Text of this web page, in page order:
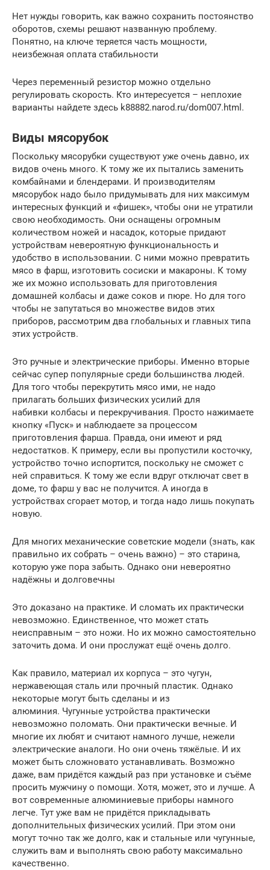
Нет нужды говорить, как важно сохранить постоянство
оборотов, схемы решают названную проблему.
Понятно, на ключе теряется часть мощности,
неизбежная оплата стабильности
Через переменный резистор можно отдельно
регулировать скорость. Кто интересуется – неплохие
варианты найдете здесь k88882.narod.ru/dom007.html.
Виды мясорубок
Поскольку мясорубки существуют уже очень давно, их
видов очень много. К тому же их пытались заменить
комбайнами и блендерами. И производителям
мясорубок надо было придумывать для них максимум
интересных функций и «фишек», чтобы они не утратили
свою необходимость. Они оснащены огромным
количеством ножей и насадок, которые придают
устройствам невероятную функциональность и
удобство в использовании. С ними можно превратить
мясо в фарш, изготовить сосиски и макароны. К тому
же их можно использовать для приготовления
домашней колбасы и даже соков и пюре. Но для того
чтобы не запутаться во множестве видов этих
приборов, рассмотрим два глобальных и главных типа
этих устройств.
Это ручные и электрические приборы. Именно вторые
сейчас супер популярные среди большинства людей.
Для того чтобы перекрутить мясо ими, не надо
прилагать больших физических усилий для
набивки колбасы и перекручивания. Просто нажимаете
кнопку «Пуск» и наблюдаете за процессом
приготовления фарша. Правда, они имеют и ряд
недостатков. К примеру, если вы пропустили косточку,
устройство точно испортится, поскольку не сможет с
ней справиться. К тому же если вдруг отключат свет в
доме, то фарш у вас не получится. А иногда в
устройствах сгорает мотор, и тогда надо лишь покупать
новую.
Для многих механические советские модели (знать, как
правильно их собрать – очень важно) – это старина,
которую уже пора забыть. Однако они невероятно
надёжны и долговечны
Это доказано на практике. И сломать их практически
невозможно. Единственное, что может стать
неисправным – это ножи. Но их можно самостоятельно
заточить дома. И они прослужат ещё очень долго.
Как правило, материал их корпуса – это чугун,
нержавеющая сталь или прочный пластик. Однако
некоторые могут быть сделаны и из
алюминия. Чугунные устройства практически
невозможно поломать. Они практически вечные. И
многие их любят и считают намного лучше, нежели
электрические аналоги. Но они очень тяжёлые. И их
может быть сложновато устанавливать. Возможно
даже, вам придётся каждый раз при установке и съёме
просить мужчину о помощи. Хотя, может, это и лучше. А
вот современные алюминиевые приборы намного
легче. Тут уже вам не придётся прикладывать
дополнительных физических усилий. При этом они
могут точно так же долго, как и стальные или чугунные,
служить вам и выполнять свою работу максимально
качественно.